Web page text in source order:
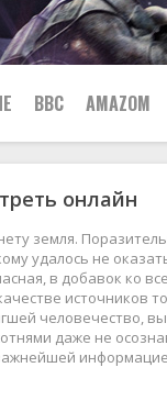
BBC AMAZOM
онлайн
земля.
удалось не
в добавок ко
источников
человечество,
даже не